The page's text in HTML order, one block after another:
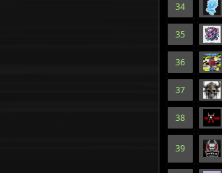
34
35
36
37
38
39